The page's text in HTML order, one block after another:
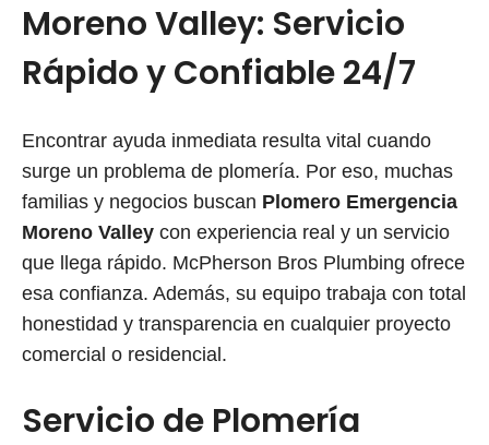
Moreno Valley: Servicio
Rápido y Confiable 24/7
Encontrar ayuda inmediata resulta vital cuando
surge un problema de plomería. Por eso, muchas
familias y negocios buscan Plomero Emergencia
Moreno Valley con experiencia real y un servicio
que llega rápido. McPherson Bros Plumbing ofrece
esa confianza. Además, su equipo trabaja con total
honestidad y transparencia en cualquier proyecto
comercial o residencial.
Servicio de Plomería